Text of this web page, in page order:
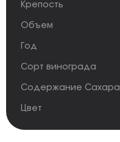
Крепость
Объем
Год
Сорт винограда
Содержание Сахара
Цвет